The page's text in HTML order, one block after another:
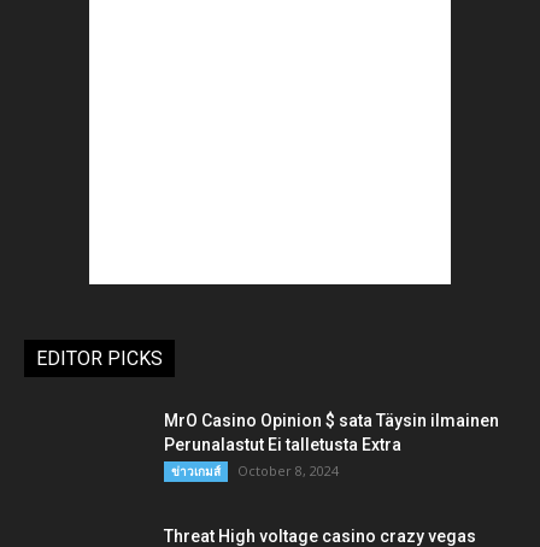
EDITOR PICKS
MrO Casino Opinion $ sata Täysin ilmainen
Perunalastut Ei talletusta Extra
ข่าวเกมส์ October 8, 2024
Threat High voltage casino crazy vegas